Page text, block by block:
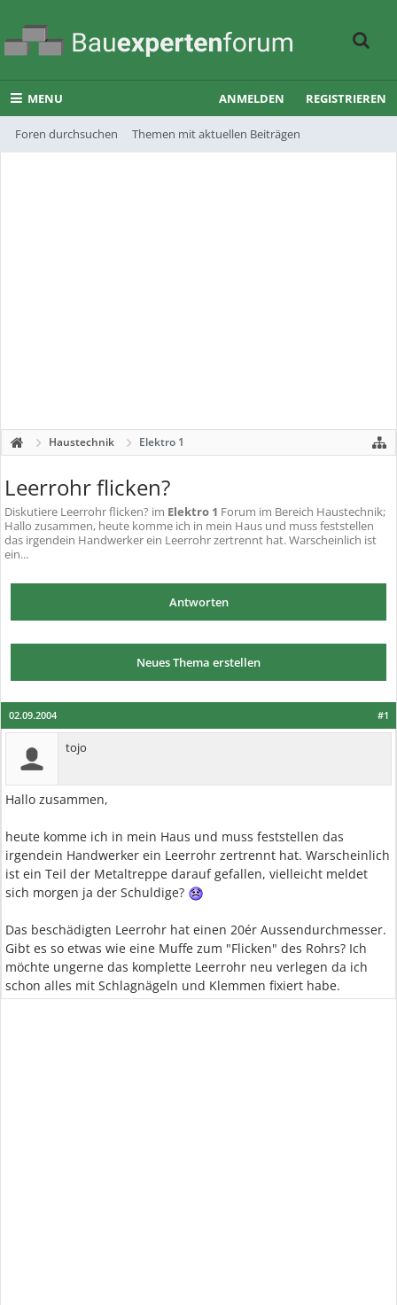
MENU
Foren durchsuchen Themen mit aktuellen Beiträgen
ANMELDEN REGISTRIEREN
Haustechnik Elektro 1
Leerrohr flicken?
Diskutiere Leerrohr flicken? im Elektro 1 Forum im Bereich Haustechnik;
Hallo zusammen, heute komme ich in mein Haus und muss feststellen
das irgendein Handwerker ein Leerrohr zertrennt hat. Warscheinlich ist
ein...
Antworten
Neues Thema erstellen
#1
02.09.2004
tojo
Hallo zusammen,
heute komme ich in mein Haus und muss feststellen das
irgendein Handwerker ein Leerrohr zertrennt hat. Warscheinlich
ist ein Teil der Metaltreppe darauf gefallen, vielleicht meldet
sich morgen ja der Schuldige?
Das beschädigten Leerrohr hat einen 20ér Aussendurchmesser.
Gibt es so etwas wie eine Muffe zum "Flicken" des Rohrs? Ich
möchte ungerne das komplette Leerrohr neu verlegen da ich
schon alles mit Schlagnägeln und Klemmen fixiert habe.